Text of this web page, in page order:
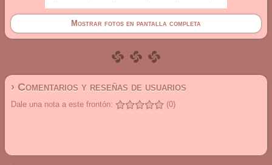
Mostrar fotos en pantalla completa
› Comentarios y reseñas de usuarios
Dale una nota a este frontón: (0)